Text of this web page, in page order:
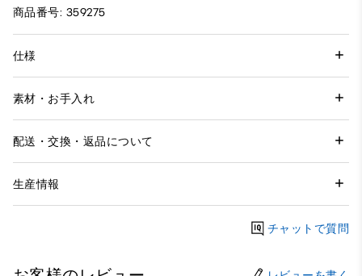
商品番号: 359275
仕様
素材・お手入れ
配送・交換・返品について
生産情報
チャットで質問